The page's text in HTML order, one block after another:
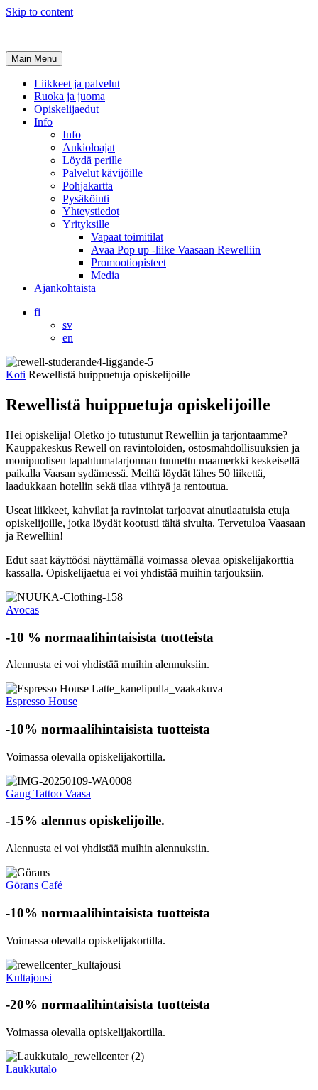
Skip to content
Main Menu
Liikkeet ja palvelut
Ruoka ja juoma
Opiskelijaedut
Info
Info
Aukioloajat
Löydä perille
Palvelut kävijöille
Pohjakartta
Pysäköinti
Yhteystiedot
Yrityksille
Vapaat toimitilat
Avaa Pop up -liike Vaasaan Rewelliin
Promootiopisteet
Media
Ajankohtaista
fi
sv
en
Koti Rewellistä huippuetuja opiskelijoille
Rewellistä huippuetuja opiskelijoille
Hei opiskelija! Oletko jo tutustunut Rewelliin ja tarjontaamme?
Kauppakeskus Rewell on ravintoloiden, ostosmahdollisuuksien ja
monipuolisen tapahtumatarjonnan tunnettu maamerkki keskeisellä
paikalla Vaasan sydämessä. Meiltä löydät lähes 50 liikettä,
laadukkaan hotellin sekä tilaa viihtyä ja rentoutua.
Useat liikkeet, kahvilat ja ravintolat tarjoavat ainutlaatuisia etuja
opiskelijoille, jotka löydät kootusti tältä sivulta. Tervetuloa Vaasaan
ja Rewelliin!
Edut saat käyttöösi näyttämällä voimassa olevaa opiskelijakorttia
kassalla. Opiskelijaetua ei voi yhdistää muihin tarjouksiin.
Avocas
-10 % normaalihintaisista tuotteista
Alennusta ei voi yhdistää muihin alennuksiin.
Espresso House
-10% normaalihintaisista tuotteista
Voimassa olevalla opiskelijakortilla.
Gang Tattoo Vaasa
-15% alennus opiskelijoille.
Alennusta ei voi yhdistää muihin alennuksiin.
Görans Café
-10% normaalihintaisista tuotteista
Voimassa olevalla opiskelijakortilla.
Kultajousi
-20% normaalihintaisista tuotteista
Voimassa olevalla opiskelijakortilla.
Laukkutalo